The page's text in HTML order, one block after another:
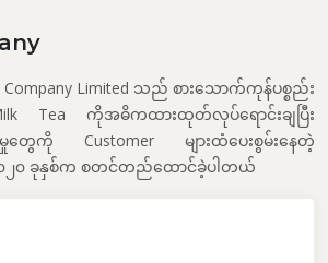
Limited သည် စားသောက်ကုန်ပစ္စည်း
Tea ကိုအဓိကထားထုတ်လုပ်ရောင်းချပြီး
မှုတွေကို Customer များထံပေးစွမ်းနေတဲ့
၂၀၂၀ ခုနှစ်က စတင်တည်ထောင်ခဲ့ပါတယ်